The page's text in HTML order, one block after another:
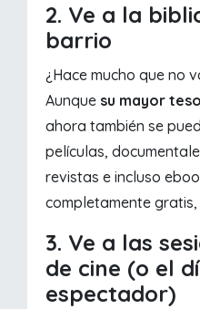
2. Ve a la
barrio
¿Hace mucho que no
Aunque su mayor
ahora también se
películas,
revistas e incluso
completamente
3. Ve a las
de cine (o el
espectador)